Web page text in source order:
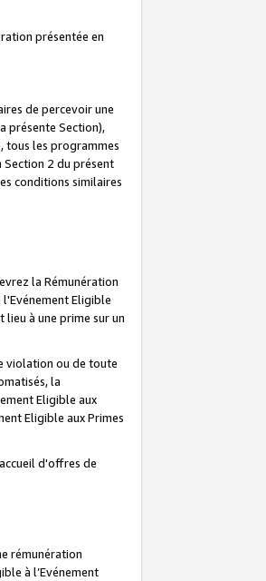
présentée en
de percevoir une
présente Section),
tous les programmes
Section 2 du présent
conditions similaires
la Rémunération
Eligible
à une prime sur un
violation ou de toute
la
Eligible aux
Eligible aux Primes
d'offres de
rémunération
à l’Evénement